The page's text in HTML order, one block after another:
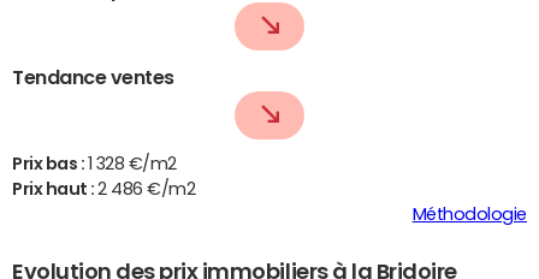
Tendance ventes
Prix bas :
1 328 €/m2
Prix haut :2 486 €/m2
Méthodologie
Evolution des prix immobiliers à la Bridoire